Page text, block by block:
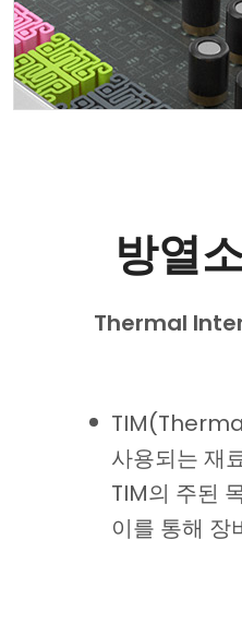
방열
Thermal
사용되는 재
TIM의 주된
이를 통해 장